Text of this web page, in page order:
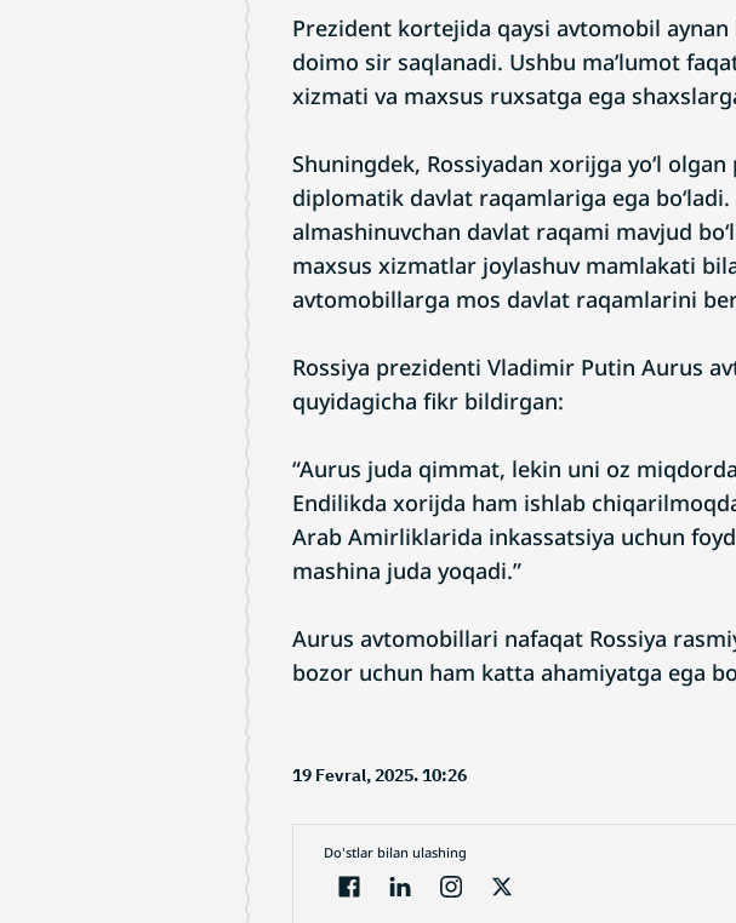
Prezident kortejida qaysi avtomobil
doimo sir saqlanadi. Ushbu ma’lumot
xizmati va maxsus ruxsatga ega
Shuningdek, Rossiyadan xorijga yo‘l
diplomatik davlat raqamlariga ega
almashinuvchan davlat raqami mavjud
maxsus xizmatlar joylashuv mamlakati
avtomobillarga mos davlat raqamlarini
Rossiya prezidenti Vladimir Putin Aurus
quyidagicha fikr bildirgan:
“Aurus juda qimmat, lekin uni oz
Endilikda xorijda ham ishlab
Arab Amirliklarida inkassatsiya uchun
mashina juda yoqadi.”
Aurus avtomobillari nafaqat Rossiya
bozor uchun ham katta ahamiyatga ega
19 Fevral, 2025. 10:26
Do'stlar bilan ulashing